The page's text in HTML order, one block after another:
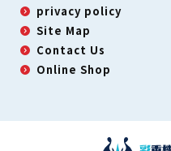
privacy policy
Site Map
Contact Us
Online Shop